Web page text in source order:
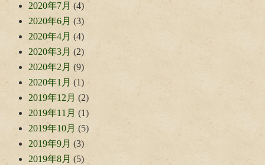
2020年7月 (4)
2020年6月 (3)
2020年4月 (4)
2020年3月 (2)
2020年2月 (9)
2020年1月 (1)
2019年12月 (2)
2019年11月 (1)
2019年10月 (5)
2019年9月 (3)
2019年8月 (5)